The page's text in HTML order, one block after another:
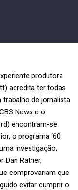
produtora
acredita ter todas
trabalho de jornalista
News e o
encontram-se
o programa ‘60
investigação,
Dan Rather,
comprovariam que
evitar cumprir o